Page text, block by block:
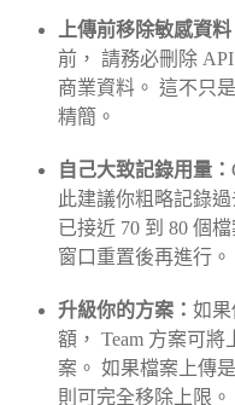
上傳前移除敏感資料
前， 請務必刪除
商業資料。 這不只
精簡。
自己大致記錄用量：
此建議你粗略記錄
已接近 70 到 80 個
窗口重置後再進行。
升級你的方案： 如果
額， Team 方案可將
案。 如果檔案上傳
則可完全移除上限。